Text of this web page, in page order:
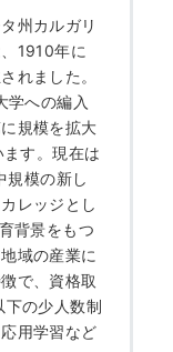
州カルガリ
1910年に
れました。
学への編入
規模を拡大
す。現在は
規模の新し
レッジとし
背景をもつ
域の産業に
で、資格取
の少人数制
用学習など